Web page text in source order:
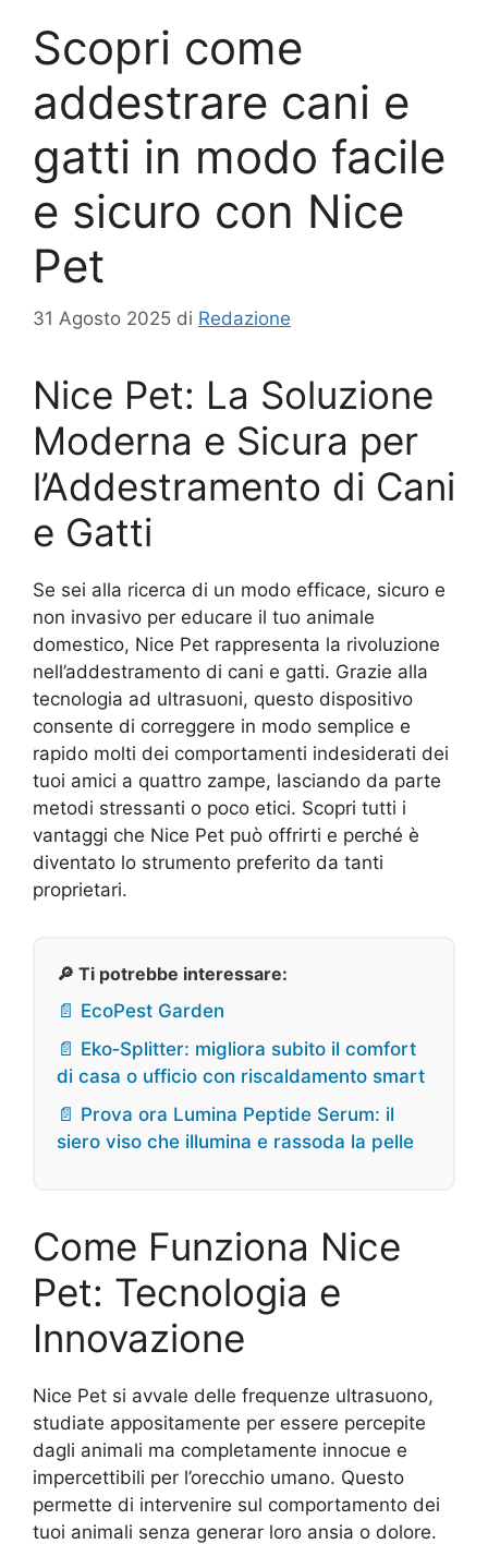
Scopri come
addestrare cani e
gatti in modo facile
e sicuro con Nice
Pet
31 Agosto 2025 di Redazione
Nice Pet: La Soluzione
Moderna e Sicura per
l’Addestramento di Cani
e Gatti
Se sei alla ricerca di un modo efficace, sicuro e
non invasivo per educare il tuo animale
domestico, Nice Pet rappresenta la rivoluzione
nell’addestramento di cani e gatti. Grazie alla
tecnologia ad ultrasuoni, questo dispositivo
consente di correggere in modo semplice e
rapido molti dei comportamenti indesiderati dei
tuoi amici a quattro zampe, lasciando da parte
metodi stressanti o poco etici. Scopri tutti i
vantaggi che Nice Pet può offrirti e perché è
diventato lo strumento preferito da tanti
proprietari.
🔎 Ti potrebbe interessare:
📄 EcoPest Garden
📄 Eko‑Splitter: migliora subito il comfort
di casa o ufficio con riscaldamento smart
📄 Prova ora Lumina Peptide Serum: il
siero viso che illumina e rassoda la pelle
Come Funziona Nice
Pet: Tecnologia e
Innovazione
Nice Pet si avvale delle frequenze ultrasuono,
studiate appositamente per essere percepite
dagli animali ma completamente innocue e
impercettibili per l’orecchio umano. Questo
permette di intervenire sul comportamento dei
tuoi animali senza generar loro ansia o dolore.